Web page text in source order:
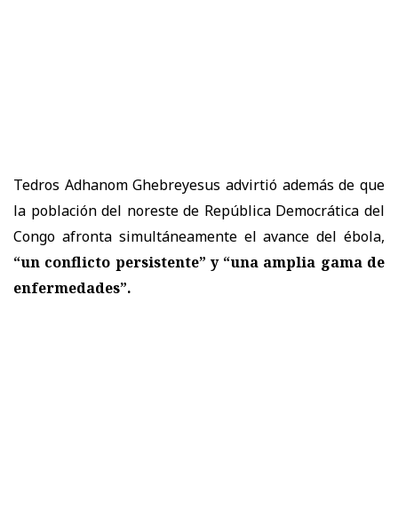
Tedros Adhanom Ghebreyesus advirtió además de que
la población del noreste de República Democrática del
Congo afronta simultáneamente el avance del ébola,
“un conflicto persistente” y “una amplia gama de
enfermedades”.